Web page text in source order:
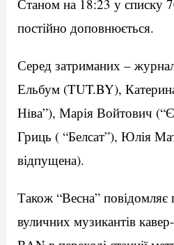
Станом на 18:23 у списку
постійно доповнюється.
Серед затриманих –
Ельбум (TUT.BY),
Нiва”), Марія Войтович
Гриць ( “Белсат”), Юлія
відпущена).
Також “Весна” повідомляє
вуличних музикантів